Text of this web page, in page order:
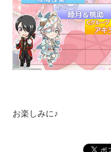
お楽しみに♪